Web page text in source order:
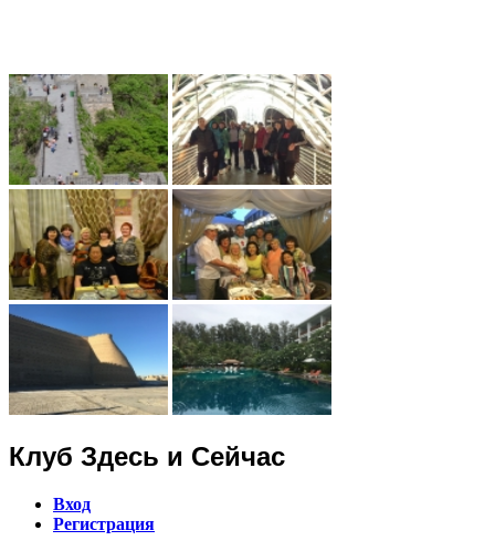
Клуб Здесь и Сейчас
Вход
Регистрация